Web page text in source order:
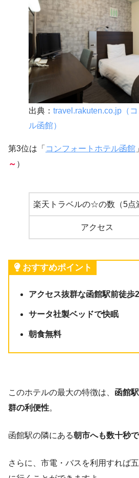
出典： travel.rakuten.co.jp（
ル函館）
第3位は「 コンフォートホテル函館
～ ）
楽天トラベルの☆の数（5点
アクセス
おすすめポイント
アクセス抜群な函館駅前徒歩
サータ社製ベッドで快眠
朝食無料
このホテルの最大の特徴は、 函館
群の利便性。
函館駅の隣にある朝市へも数十秒
さらに、市電・バスを利用すれば